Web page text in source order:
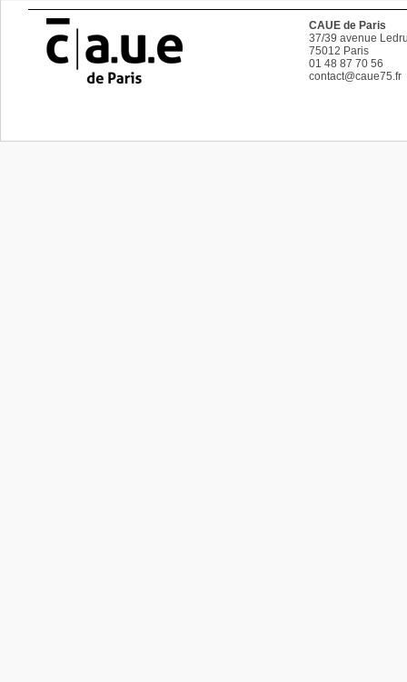
CAUE de Paris
37/39 avenue
75012 Paris
01 48 87 70 56
contact@caue75.fr